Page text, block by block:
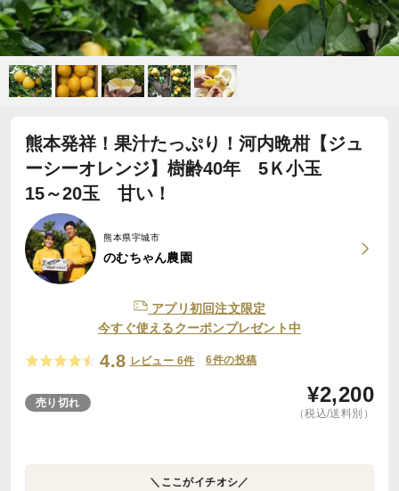
熊本発祥！果汁たっぷり！河内晩柑【ジュ
ーシーオレンジ】樹齢40年 5Ｋ小玉
15～20玉 甘い！
熊本県宇城市
のむちゃん農園
アプリ初回注文限定
今すぐ使えるクーポンプレゼント中
4.8 レビュー 6件 6件の投稿
売り切れ ¥2,200
（税込/送料別）
＼ここがイチオシ／